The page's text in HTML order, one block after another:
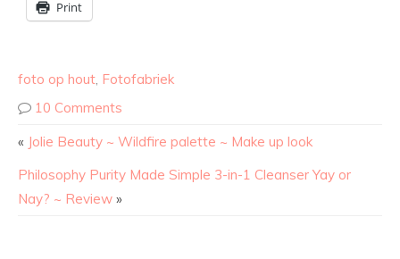
Print
foto op hout, Fotofabriek
10 Comments
« Jolie Beauty ~ Wildfire palette ~ Make up look
Philosophy Purity Made Simple 3-in-1 Cleanser Yay or
Nay? ~ Review »